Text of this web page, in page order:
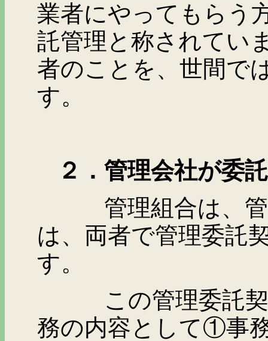
業者にやってもらう
託管理と称されてい
者のことを、世間で
す。
２．管理会社が委託
管理組合は、管理
は、両者で管理委託
す。
この管理委託契約
務の内容として①事